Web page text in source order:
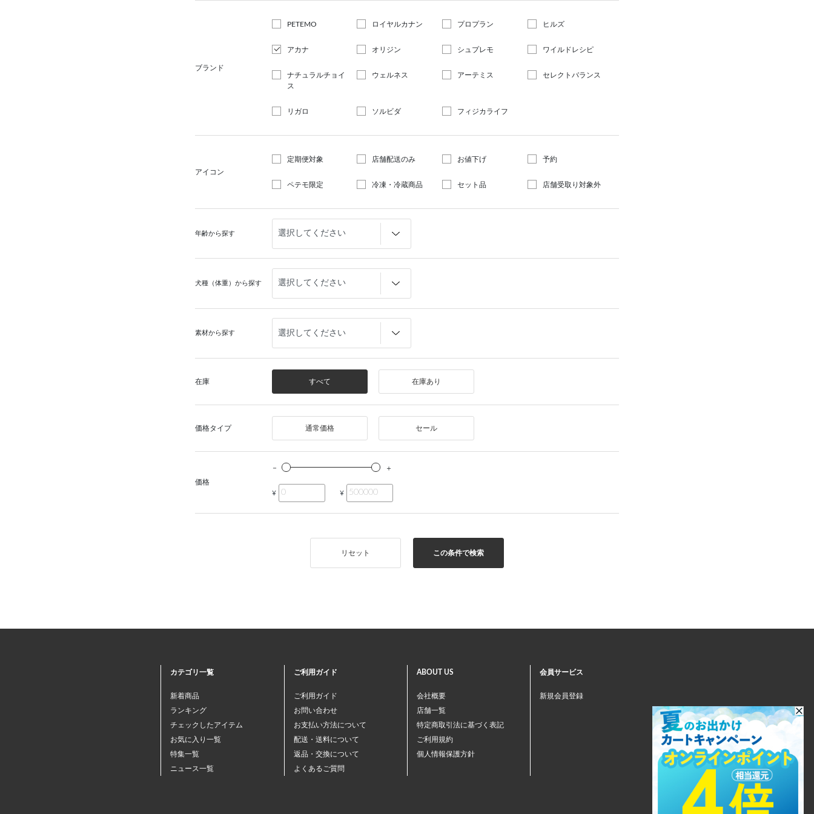
ブランド
PETEMO ロイヤルカナン プロプラン ヒルズ
アカナ オリジン シュプレモ ワイルドレシピ
ナチュラルチョイ
ス
ウェルネス アーテミス セレクトバランス
リガロ ソルビダ フィジカライフ
アイコン
定期便対象 店舗配送のみ お値下げ 予約
ペテモ限定 冷凍・冷蔵商品 セット品 店舗受取り対象外
年齢から探す
犬種（体重）から探す
素材から探す
在庫 すべて 在庫あり
価格タイプ 通常価格 セール
価格
¥
¥
この条件で検索
リセット
カテゴリ一覧
新着商品
ランキング
チェックしたアイテム
お気に入り一覧
特集一覧
ニュース一覧
ご利用ガイド
ご利用ガイド
お問い合わせ
お支払い方法について
配送・送料について
返品・交換について
よくあるご質問
ABOUT US
会社概要
店舗一覧
特定商取引法に基づく表記
ご利用規約
個人情報保護方針
会員サービス
新規会員登録